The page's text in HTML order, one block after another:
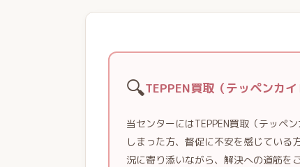
🔍TEPPEN買取（テッペンカ
当センターにはTEPPEN買取（テッペ
しまった方、督促に不安を感じている
況に寄り添いながら、解決への道筋を